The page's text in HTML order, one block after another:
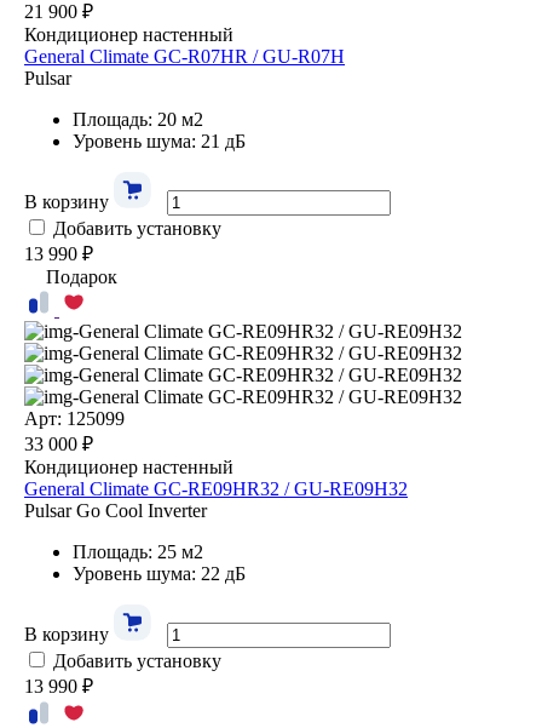
21 900 ₽
Кондиционер настенный
General Climate GC-R07HR / GU-R07H
Pulsar
Площадь: 20 м2
Уровень шума: 21 дБ
В корзину
Добавить установку
13 990 ₽
Подарок
Арт: 125099
33 000 ₽
Кондиционер настенный
General Climate GC-RE09HR32 / GU-RE09H32
Pulsar Go Cool Inverter
Площадь: 25 м2
Уровень шума: 22 дБ
В корзину
Добавить установку
13 990 ₽